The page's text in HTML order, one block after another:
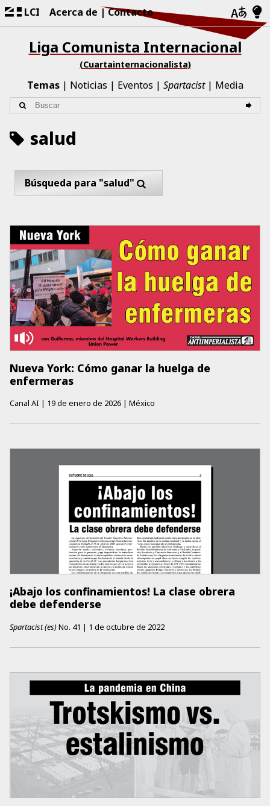
LCI Acerca de Contacto
Liga Comunista Internacional
(Cuartainternacionalista)
Temas Noticias Eventos Spartacist Media
salud
Búsqueda para "salud"
Nueva York: Cómo ganar la huelga de
enfermeras
Canal AI | 19 de enero de 2026 | México
¡Abajo los confinamientos! La clase obrera
debe defenderse
Spartacist (es)No. 41 | 1 de octubre de 2022